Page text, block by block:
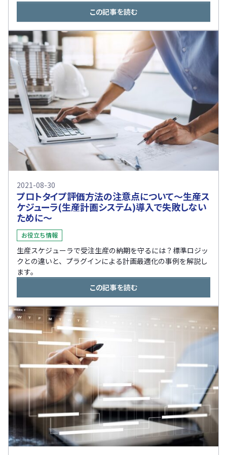
この記事を読む
2021-08-30
プロトタイプ評価方法の注意点について〜生産ス
ケジューラ(生産計画システム)導入で失敗しない
ために〜
お役立ち情報
生産スケジューラで受注生産の納期を守るには？標準ロジッ
クとの違いと、プラグインによる計画最適化の事例を解説し
ます。
この記事を読む